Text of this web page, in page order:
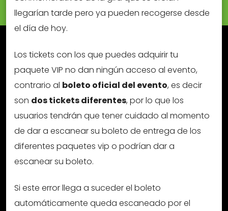
llegarían tarde pero ya pueden recogerse desde
el día de hoy.
Los tickets con los que puedes adquirir tu
paquete VIP no dan ningún acceso al evento,
contrario al boleto oficial del evento, es decir
son dos tickets diferentes, por lo que los
usuarios tendrán que tener cuidado al momento
de dar a escanear su boleto de entrega de los
diferentes paquetes vip o podrían dar a
escanear su boleto.
Si este error llega a suceder el boleto
automáticamente queda escaneado por el